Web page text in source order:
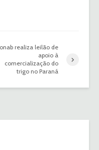
realiza leilão de
apoio à
comercialização do
trigo no Paraná